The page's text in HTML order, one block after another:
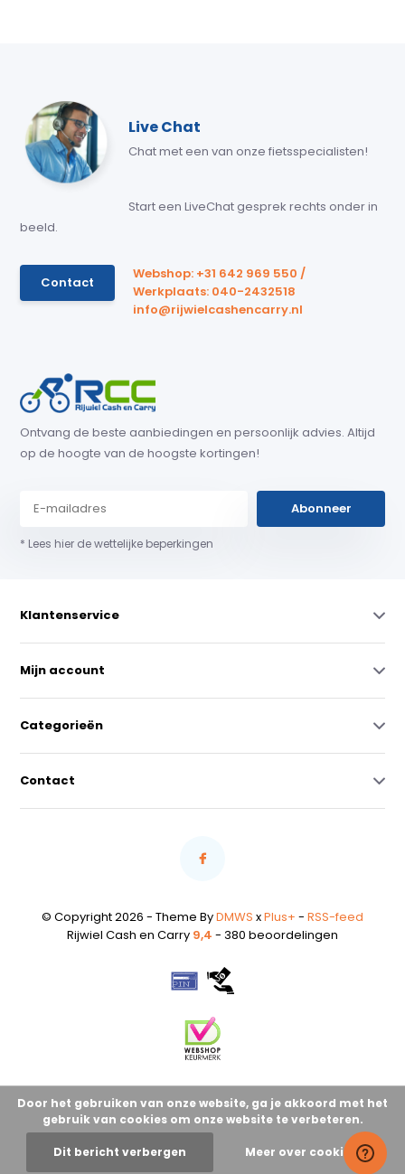
Live Chat
Chat met een van onze fietsspecialisten!
Start een LiveChat gesprek rechts onder in
beeld.
Contact
Webshop: +31 642 969 550 /
Werkplaats: 040-2432518
info@rijwielcashencarry.nl
Ontvang de beste aanbiedingen en persoonlijk advies. Altijd
op de hoogte van de hoogste kortingen!
Abonneer
* Lees hier de wettelijke beperkingen
Klantenservice
Mijn account
Categorieën
Contact
© Copyright 2026 - Theme ByDMWS xPlus+ - RSS-feed
Rijwiel Cash en Carry 9,4 - 380 beoordelingen
Door het gebruiken van onze website, ga je akkoord met het
gebruik van cookies om onze website te verbeteren.
Dit bericht verbergen Meer over cookies »